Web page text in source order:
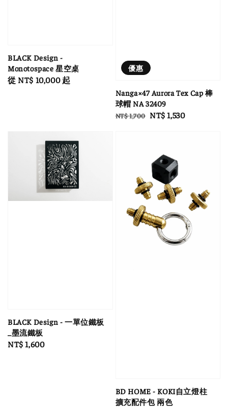
BLACK Design -
Monotospace 星空桌
Regular
從 NT$ 10,000起
優惠
Nanga×47 Aurora Tex Cap 棒
球帽 NA 32409
Regular
NT$ 1,700 Sale
NT$ 1,530
BLACK Design - 一單位鐵板
_墨流鐵板
Regular
NT$ 1,600
BD HOME - KOKI自立燈柱
擴充配件包 兩色